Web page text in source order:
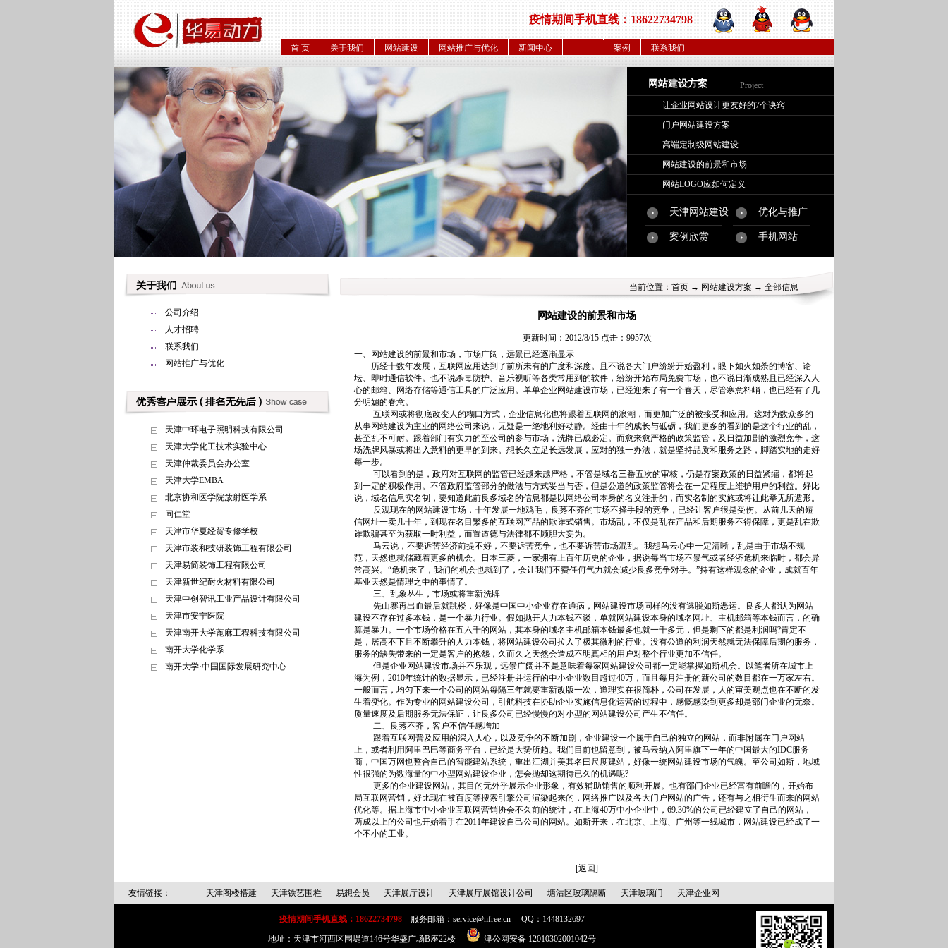
疫情期间手机直线：18622734798
首 页 关于我们 网站建设 网站推广与优化 新闻中心 案例 联系我们
网站建设方案
Project
让企业网站设计更友好的7个诀窍
门户网站建设方案
高端定制级网站建设
网站建设的前景和市场
网站LOGO应如何定义
天津网站建设 优化与推广
案例欣赏 手机网站
公司介绍
人才招聘
联系我们
网站推广与优化
天津中环电子照明科技有限公司
天津大学化工技术实验中心
天津仲裁委员会办公室
天津大学EMBA
北京协和医学院放射医学系
同仁堂
天津市华夏经贸专修学校
天津市装和技研装饰工程有限公司
天津易简装饰工程有限公司
天津新世纪耐火材料有限公司
天津中创智讯工业产品设计有限公司
天津市安宁医院
天津南开大学蓖麻工程科技有限公司
南开大学化学系
南开大学·中国国际发展研究中心
当前位置： 首页 → 网站建设方案 → 全部信息
网站建设的前景和市场
更新时间：2012/8/15 点击：9957次
一、网站建设的前景和市场，市场广阔，远景已经逐渐显示
历经十数年发展，互联网应用达到了前所未有的广度和深度。且不说各大门户纷纷开始盈利，眼下如火如荼的博客、论
坛、即时通信软件。也不说杀毒防护、音乐视听等各类常用到的软件，纷纷开始布局免费市场，也不说日渐成熟且已经深入人
心的邮箱、网络存储等通信工具的广泛应用。单单企业网站建设市场，已经迎来了有一个春天，尽管寒意料峭，也已经有了几
分明媚的春意。
互联网或将彻底改变人的糊口方式，企业信息化也将跟着互联网的浪潮，而更加广泛的被接受和应用。这对为数众多的
从事网站建设为主业的网络公司来说，无疑是一绝地利好动静。经由十年的成长与砥砺，我们更多的看到的是这个行业的乱，
甚至乱不可耐。跟着部门有实力的至公司的参与市场，洗牌已成必定。而愈来愈严格的政策监管，及日益加剧的激烈竞争，这
场洗牌风暴或将出入意料的更早的到来。想长久立足长远发展，应对的独一办法，就是坚持品质和服务之路，脚踏实地的走好
每一步。
可以看到的是，政府对互联网的监管已经越来越严格，不管是域名三番五次的审核，仍是存案政策的日益紧缩，都将起
到一定的积极作用。不管政府监管部分的做法与方式妥当与否，但是公道的政策监管将会在一定程度上维护用户的利益。好比
说，域名信息实名制，要知道此前良多域名的信息都是以网络公司本身的名义注册的，而实名制的实施或将让此举无所遁形。
反观现在的网站建设市场，十年发展一地鸡毛，良莠不齐的市场不择手段的竞争，已经让客户很是受伤。从前几天的短
信网址一卖几十年，到现在名目繁多的互联网产品的欺诈式销售。市场乱，不仅是乱在产品和后期服务不得保障，更是乱在欺
诈欺骗甚至为获取一时利益，而置道德与法律都不顾胆大妄为。
马云说，不要诉苦经济前提不好，不要诉苦竞争，也不要诉苦市场混乱。我想马云心中一定清晰，乱是由于市场不规
范，天然也就储藏着更多的机会。日本三菱，一家拥有上百年历史的企业，据说每当市场不景气或者经济危机来临时，都会异
常高兴。“危机来了，我们的机会也就到了，会让我们不费任何气力就会减少良多竞争对手。”持有这样观念的企业，成就百年
基业天然是情理之中的事情了。
三、乱象丛生，市场或将重新洗牌
先山寨再出血最后就跳楼，好像是中国中小企业存在通病，网站建设市场同样的没有逃脱如斯恶运。良多人都认为网站
建设不存在过多本钱，是一个暴力行业。假如抛开人力本钱不谈，单就网站建设本身的域名网址、主机邮箱等本钱而言，的确
算是暴力。一个市场价格在五六千的网站，其本身的域名主机邮箱本钱最多也就一千多元，但是剩下的都是利润吗?肯定不
是，居高不下且不断攀升的人力本钱，将网站建设公司拉入了极其微利的行业。没有公道的利润天然就无法保障后期的服务，
服务的缺失带来的一定是客户的抱怨，久而久之天然会造成不明真相的用户对整个行业更加不信任。
但是企业 网站建设市场并不乐观，远景广阔并不是意味着每家网站建设公司都一定能掌握如斯机会。以笔者所在城市上
海为例，2010年统计的数据显示，已经注册并运行的中小企业数目超过40万，而且每月注册的新公司的数目都在一万家左右。
一般而言，均匀下来一个公司的网站每隔三年就要重新改版一次，道理实在很简朴，公司在发展，人的审美观点也在不断的发
生着变化。作为专业的网站建设公司，引航科技在协助企业实施信息化运营的过程中，感慨感染到更多却是部门企业的无奈。
质量速度及后期服务无法保证，让良多公司已经慢慢的对小型的网站建设公司产生不信任。
二、良莠不齐，客户不信任感增加
跟着互联网普及应用的深入人心，以及竞争的不断加剧，企业建设一个属于自己的独立的网站，而非附属在门户网站
上，或者利用阿里巴巴等商务平台，已经是大势所趋。我们目前也留意到，被马云纳入阿里旗下一年的中国最大的IDC服务
商，中国万网也整合自己的智能建站系统，重出江湖并美其名曰尺度建站，好像一统网站建设市场的气魄。至公司如斯，地域
性很强的为数海量的中小型网站建设企业，怎会抛却这期待已久的机遇呢?
更多的企业建设网站 ，其目的无外乎展示企业形象，有效辅助销售的顺利开展。也有部门企业已经富有前瞻的，开始布
局互联网营销，好比现在被百度等搜索引擎公司渲染起来的，网络推广以及各大门户网站的广告，还有与之相衍生而来的网站
优化等。据上海市中小企业互联网营销协会不久前的统计，在上海40万中小企业中，69.30%的公司已经建立了自己的网站，
两成以上的公司也开始着手在2011年建设自己公司的网站。如斯开来，在北京、上海、广州等一线城市，网站建设已经成了一
个不小的工业。
[返回]
友情链接： 天津阁楼搭建 天津铁艺围栏 易想会员 天津展厅设计 天津展厅展馆设计公司 塘沽区玻璃隔断 天津玻璃门 天津企业网
疫情期间手机直线：18622734798服务邮箱：service@nfree.cn
QQ：1448132697
地址：天津市河西区围堤道146号华盛广场B座22楼
津公网安备 12010302001042号